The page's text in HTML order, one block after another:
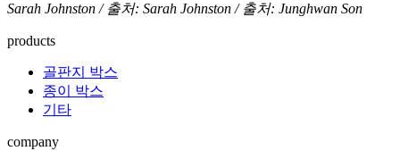
Sarah Johnston / 출처: Sarah Johnston / 출처: Junghwan Son
products
골판지 박스
종이 박스
기타
company